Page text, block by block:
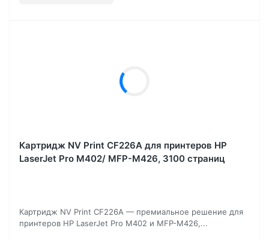
Картридж NV Print CF226A для принтеров HP
LaserJet Pro M402/ MFP-M426, 3100 страниц
Картридж NV Print CF226A — премиальное решение для
принтеров HP LaserJet Pro M402 и MFP-M426,...